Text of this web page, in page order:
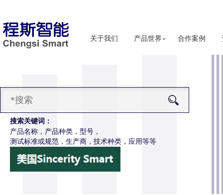
关于我们 产品世界 合作案例
搜索关键词：
产品名称，产品种类，型号，
测试标准或规范，生产商，技术种类，应用等等
电动轮椅车接插件疲劳测试仪